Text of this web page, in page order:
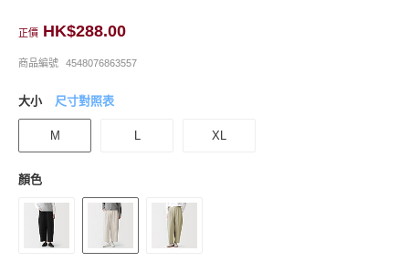
正價 HK$288.00
商品編號 4548076863557
大小 尺寸對照表
M L XL
顏色